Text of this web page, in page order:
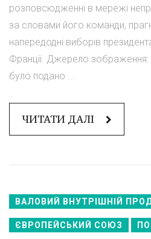
розповсюдженні в мережі
за словами його команди,
напередодні виборів
Франції. Джерело зображення:
було подано ...
ЧИТАТИ ДАЛІ
ВАЛОВИЙ ВНУТРІШНІЙ
ЄВРОПЕЙСЬКИЙ СОЮЗ